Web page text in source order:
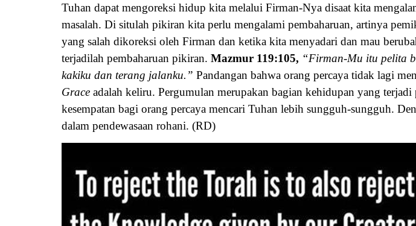
Tuhan dapat mengoreksi hidup kita melalui Firman-Nya disaat kita
masalah. Di situlah pikiran kita perlu mengalami pembaharuan, artinya
yang salah dikoreksi oleh Firman dan ketika kita menyadari dan mau
terjadilah pembaharuan pikiran. Mazmur 119:105, “Firman-Mu itu pelita
kakiku dan terang jalanku.” Pandangan bahwa orang percaya tidak lagi
Grace adalah keliru. Pergumulan merupakan bagian kehidupan yang
kesempatan bagi orang percaya mencari Tuhan lebih sungguh-sungguh.
dalam pendewasaan rohani. (RD)